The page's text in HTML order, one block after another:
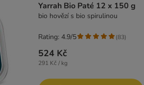
Yarrah Bio Paté 12 x 150 g
bio hovězí s bio spirulinou
524 Kč
291 Kč / kg
Rating: 4.9/5 (83)